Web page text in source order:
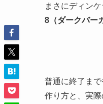
まさにディン
8（ダークバー
普通に終了ま
作り方と、実際